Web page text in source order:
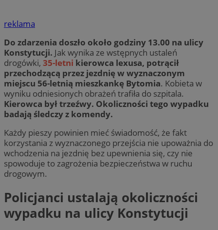
reklama
Do zdarzenia doszło około godziny 13.00 na ulicy
Konstytucji. Jak wynika ze wstępnych ustaleń
drogówki, 35-letni kierowca lexusa, potrącił
przechodzącą przez jezdnię w wyznaczonym
miejscu 56-letnią mieszkankę Bytomia. Kobieta w
wyniku odniesionych obrażeń trafiła do szpitala.
Kierowca był trzeźwy. Okoliczności tego wypadku
badają śledczy z komendy.
Każdy pieszy powinien mieć świadomość, że fakt
korzystania z wyznaczonego przejścia nie upoważnia do
wchodzenia na jezdnię bez upewnienia się, czy nie
spowoduje to zagrożenia bezpieczeństwa w ruchu
drogowym.
Policjanci ustalają okoliczności
wypadku na ulicy Konstytucji